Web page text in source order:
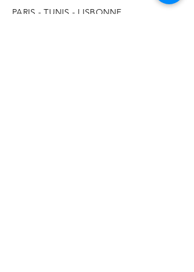
PARIS - TUNIS - LISBONNE